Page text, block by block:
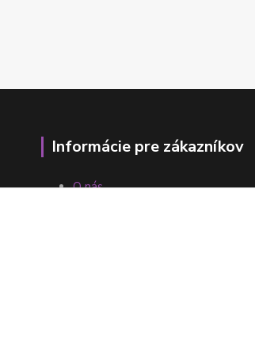
Informácie pre zákazníkov
O nás